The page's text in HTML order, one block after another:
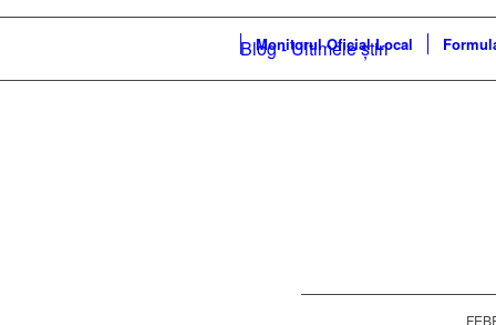
Monitorul Oficial Local
Blog - Ultimele știri